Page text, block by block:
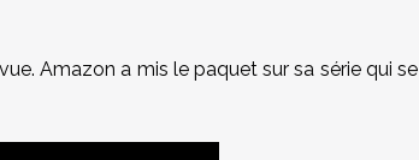
Amazon a mis le paquet sur sa série qui se